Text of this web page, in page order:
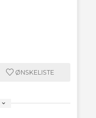
ØNSKELISTE